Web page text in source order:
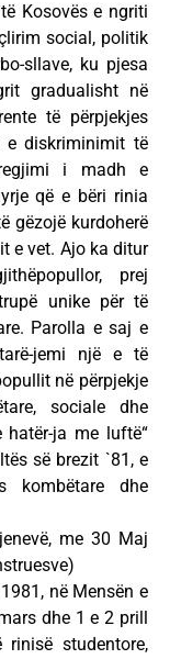
Kosovës e ngriti
social, politik
sllave, ku pjesa
gradualisht në
të përpjekjes
e diskriminimit të
i madh e
që e bëri rinia
gëzojë kurdoherë
e vet. Ajo ka ditur
prej
unike për të
Parolla e saj e
jemi një e të
në përpjekje
sociale dhe
hatër-ja me luftë“
së brezit `81, e
kombëtare dhe
me 30 Maj
në Mensën e
dhe 1 e 2 prill
studentore,